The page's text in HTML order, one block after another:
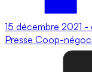
15 décembre 2021 -
Presse Coop-